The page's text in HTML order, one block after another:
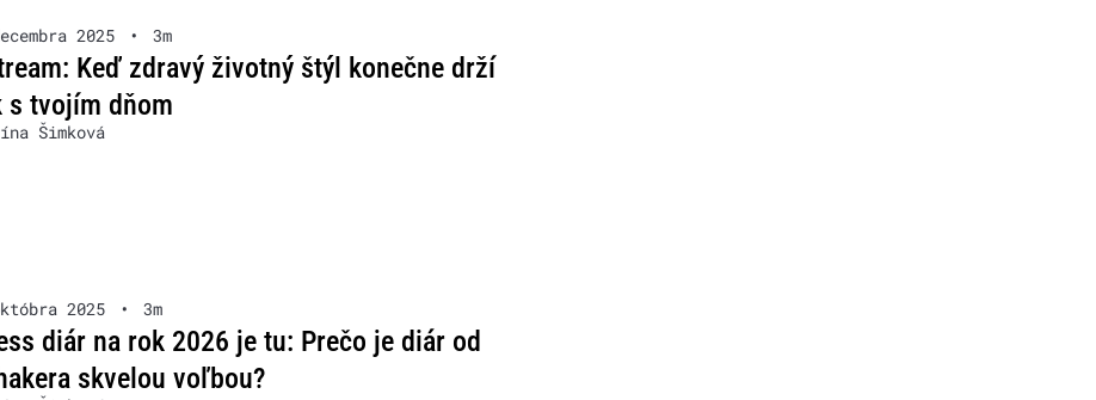
2025 • 3m
Keď zdravý životný štýl konečne drží
s tvojím dňom
Šimková
2025 • 3m
diár na rok 2026 je tu: Prečo je diár od
skvelou voľbou?